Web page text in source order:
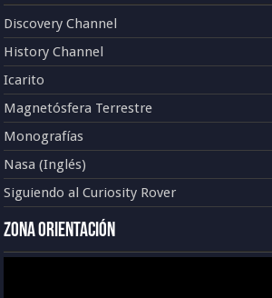
Discovery Channel
History Channel
Icarito
Magnetósfera Terrestre
Monografías
Nasa (Inglés)
Siguiendo al Curiosity Rover
Zona Orientación